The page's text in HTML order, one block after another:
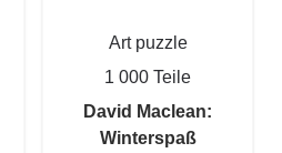
Art puzzle
1 000 Teile
David Maclean:
Winterspaß